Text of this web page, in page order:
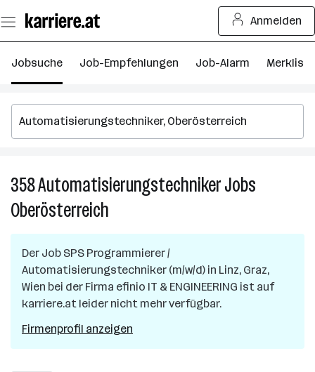
Seiteninhalt
springen
Anmelden
Jobsuche Job-Empfehlungen Job-Alarm Merkliste
358AutomatisierungstechnikerJobs
Oberösterreich
Der Job SPS Programmierer /
Automatisierungstechniker (m/w/d) in Linz, Graz,
Wien bei der Firma efinio IT & ENGINEERING ist auf
karriere.at leider nicht mehr verfügbar.
Firmenprofil anzeigen